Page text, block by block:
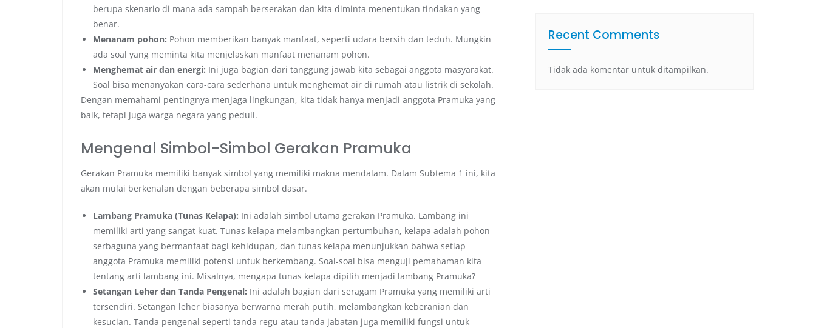
berupa skenario di mana ada sampah berserakan dan kita diminta menentukan tindakan yang
benar.
Menanam pohon: Pohon memberikan banyak manfaat, seperti udara bersih dan teduh. Mungkin
ada soal yang meminta kita menjelaskan manfaat menanam pohon.
Menghemat air dan energi: Ini juga bagian dari tanggung jawab kita sebagai anggota masyarakat.
Soal bisa menanyakan cara-cara sederhana untuk menghemat air di rumah atau listrik di sekolah.
Dengan memahami pentingnya menjaga lingkungan, kita tidak hanya menjadi anggota Pramuka yang
baik, tetapi juga warga negara yang peduli.
Mengenal Simbol-Simbol Gerakan Pramuka
Gerakan Pramuka memiliki banyak simbol yang memiliki makna mendalam. Dalam Subtema 1 ini, kita
akan mulai berkenalan dengan beberapa simbol dasar.
Lambang Pramuka (Tunas Kelapa): Ini adalah simbol utama gerakan Pramuka. Lambang ini
memiliki arti yang sangat kuat. Tunas kelapa melambangkan pertumbuhan, kelapa adalah pohon
serbaguna yang bermanfaat bagi kehidupan, dan tunas kelapa menunjukkan bahwa setiap
anggota Pramuka memiliki potensi untuk berkembang. Soal-soal bisa menguji pemahaman kita
tentang arti lambang ini. Misalnya, mengapa tunas kelapa dipilih menjadi lambang Pramuka?
Setangan Leher dan Tanda Pengenal: Ini adalah bagian dari seragam Pramuka yang memiliki arti
tersendiri. Setangan leher biasanya berwarna merah putih, melambangkan keberanian dan
kesucian. Tanda pengenal seperti tanda regu atau tanda jabatan juga memiliki fungsi untuk
Recent Comments
Tidak ada komentar untuk ditampilkan.